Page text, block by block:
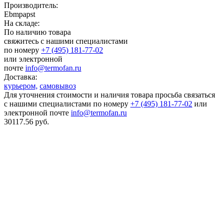
Производитель:
Ebmpapst
На складе:
По наличию товара
свяжитесь с нашими специалистами
по номеру +7 (495) 181-77-02
или электронной
почте info@termofan.ru
Доставка:
курьером, самовывоз
Для уточнения стоимости и наличия товара просьба связаться
с нашими специалистами по номеру +7 (495) 181-77-02 или
электронной почте info@termofan.ru
30117.56 руб.